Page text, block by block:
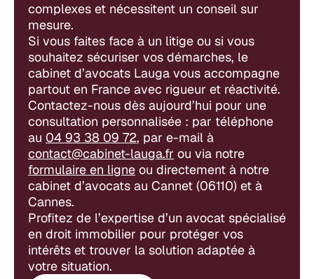
complexes et nécessitent un conseil sur
mesure.
Si vous faites face à un litige ou si vous
souhaitez sécuriser vos démarches, le
cabinet d’avocats Lauga vous accompagne
partout en France avec rigueur et réactivité.
Contactez-nous dès aujourd’hui pour une
consultation personnalisée : par téléphone
au 04 93 38 09 72, par e-mail à
contact@cabinet-lauga.fr ou via notre
formulaire en ligne ou directement à notre
cabinet d’avocats au Cannet (06110) et à
Cannes.
Profitez de l’expertise d’un avocat spécialisé
en droit immobilier pour protéger vos
intérêts et trouver la solution adaptée à
votre situation.